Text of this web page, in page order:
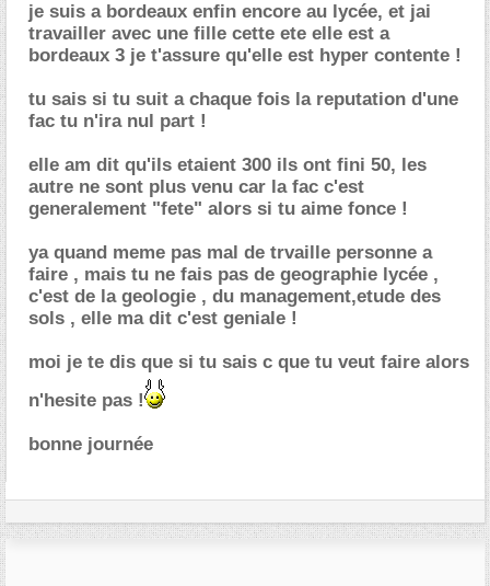
je suis a bordeaux enfin encore au lycée, et jai
travailler avec une fille cette ete elle est a
bordeaux 3 je t'assure qu'elle est hyper contente !
tu sais si tu suit a chaque fois la reputation d'une
fac tu n'ira nul part !
elle am dit qu'ils etaient 300 ils ont fini 50, les
autre ne sont plus venu car la fac c'est
generalement "fete" alors si tu aime fonce !
ya quand meme pas mal de trvaille personne a
faire , mais tu ne fais pas de geographie lycée ,
c'est de la geologie , du management,etude des
sols , elle ma dit c'est geniale !
moi je te dis que si tu sais c que tu veut faire alors
n'hesite pas !
bonne journée